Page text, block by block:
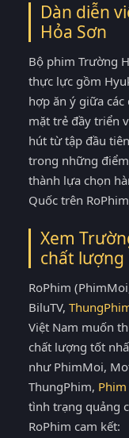
Dàn diễn
Hỏa Sơn
Bộ phim Trường
thực lực gồm
hợp ăn ý giữa
mặt trẻ đầy triển
hút từ tập đầu
trong những
thành lựa chọn
Quốc trên
Xem
chất lượng
RoPhim
BiluTV,
Việt Nam muốn
chất lượng tốt
như PhimMoi,
ThungPhim, Phim
tình trạng quảng
RoPhim cam kết: